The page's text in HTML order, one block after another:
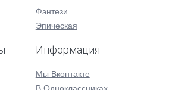
Фэнтези
Эпическая
Информация
Мы Вконтакте